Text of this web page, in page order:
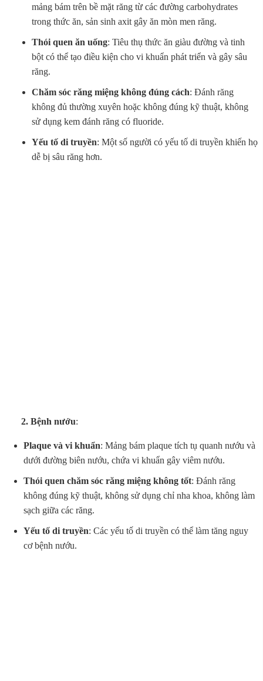
mảng bám trên bề mặt răng từ các đường carbohydrates
trong thức ăn, sản sinh axit gây ăn mòn men răng.
Thói quen ăn uống: Tiêu thụ thức ăn giàu đường và tinh
bột có thể tạo điều kiện cho vi khuẩn phát triển và gây sâu
răng.
Chăm sóc răng miệng không đúng cách: Đánh răng
không đủ thường xuyên hoặc không đúng kỹ thuật, không
sử dụng kem đánh răng có fluoride.
Yếu tố di truyền: Một số người có yếu tố di truyền khiến họ
dễ bị sâu răng hơn.
2. Bệnh nướu:
Plaque và vi khuẩn: Mảng bám plaque tích tụ quanh nướu và
dưới đường biên nướu, chứa vi khuẩn gây viêm nướu.
Thói quen chăm sóc răng miệng không tốt: Đánh răng
không đúng kỹ thuật, không sử dụng chỉ nha khoa, không làm
sạch giữa các răng.
Yếu tố di truyền: Các yếu tố di truyền có thể làm tăng nguy
cơ bệnh nướu.